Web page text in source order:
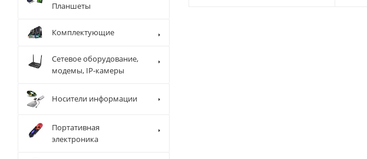
Планшеты
Комплектующие
Сетевое оборудование,
модемы, IP-камеры
Носители информации
Портативная
электроника